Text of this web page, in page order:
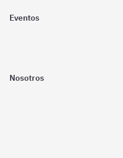
Eventos
Nosotros